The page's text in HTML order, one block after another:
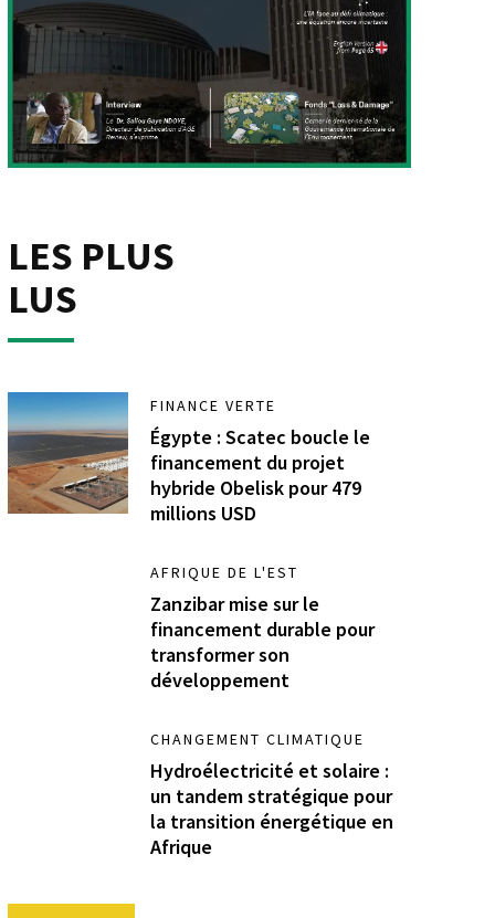
LES PLUS
LUS
FINANCE VERTE
Égypte : Scatec boucle le
financement du projet
hybride Obelisk pour 479
millions USD
AFRIQUE DE L'EST
Zanzibar mise sur le
financement durable pour
transformer son
développement
CHANGEMENT CLIMATIQUE
Hydroélectricité et solaire :
un tandem stratégique pour
la transition énergétique en
Afrique